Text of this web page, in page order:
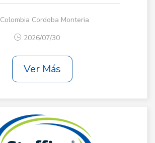
Colombia Cordoba Monteria
2026/07/30
Ver Más